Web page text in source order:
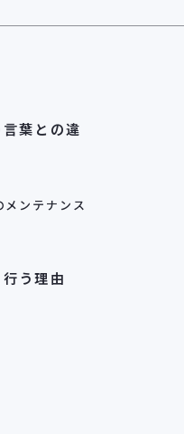
葉との違
ンテナンス
う理由